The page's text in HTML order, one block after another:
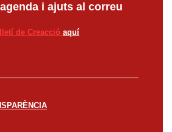
i ajuts al correu
de Creacció aquí